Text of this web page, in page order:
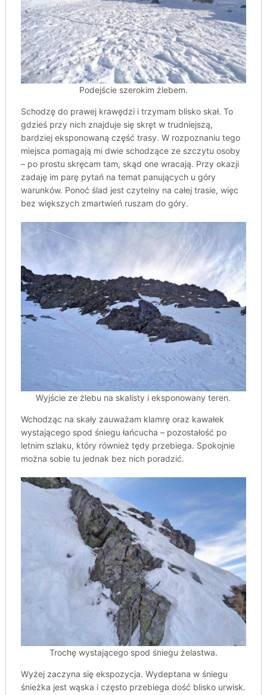
Podejście szerokim żlebem.
Schodzę do prawej krawędzi i trzymam blisko skał. To
gdzieś przy nich znajduje się skręt w trudniejszą,
bardziej eksponowaną część trasy. W rozpoznaniu tego
miejsca pomagają mi dwie schodzące ze szczytu osoby
– po prostu skręcam tam, skąd one wracają. Przy okazji
zadaję im parę pytań na temat panujących u góry
warunków. Ponoć ślad jest czytelny na całej trasie, więc
bez większych zmartwień ruszam do góry.
Wyjście ze żlebu na skalisty i eksponowany teren.
Wchodząc na skały zauważam klamrę oraz kawałek
wystającego spod śniegu łańcucha – pozostałość po
letnim szlaku, który również tędy przebiega. Spokojnie
można sobie tu jednak bez nich poradzić.
Trochę wystającego spod śniegu żelastwa.
Wyżej zaczyna się ekspozycja. Wydeptana w śniegu
śnieżka jest wąska i często przebiega dość blisko urwisk.